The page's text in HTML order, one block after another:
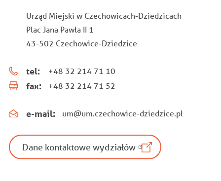
Urząd Miejski w Czechowicach-Dziedzicach
Plac Jana Pawła II 1
43-502 Czechowice-Dziedzice
tel: +48 32 214 71 10
fax: +48 32 214 71 52
e-mail: um@um.czechowice-dziedzice.pl
Dane kontaktowe wydziałów